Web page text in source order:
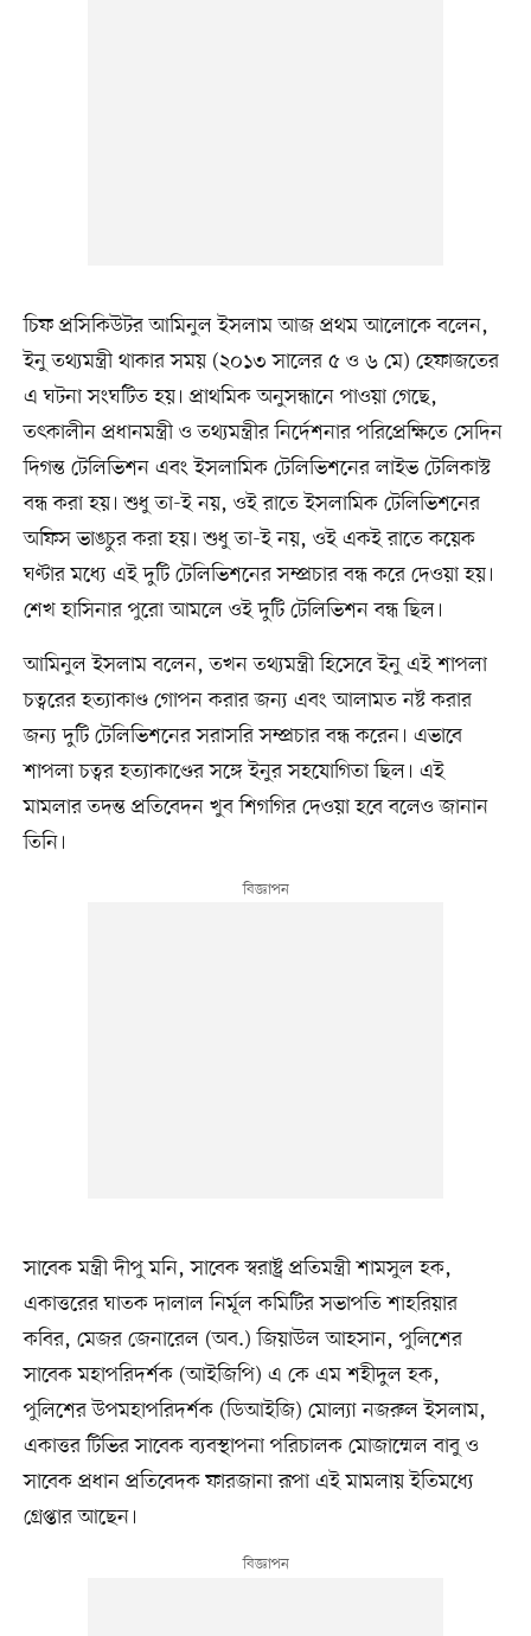
চিফ প্রসিকিউটর আমিনুল ইসলাম আজ প্রথম আলোকে বলেন,
ইনু তথ্যমন্ত্রী থাকার সময় (২০১৩ সালের ৫ ও ৬ মে) হেফাজতের
এ ঘটনা সংঘটিত হয়। প্রাথমিক অনুসন্ধানে পাওয়া গেছে,
তৎকালীন প্রধানমন্ত্রী ও তথ্যমন্ত্রীর নির্দেশনার পরিপ্রেক্ষিতে সেদিন
দিগন্ত টেলিভিশন এবং ইসলামিক টেলিভিশনের লাইভ টেলিকাস্ট
বন্ধ করা হয়। শুধু তা-ই নয়, ওই রাতে ইসলামিক টেলিভিশনের
অফিস ভাঙচুর করা হয়। শুধু তা-ই নয়, ওই একই রাতে কয়েক
ঘণ্টার মধ্যে এই দুটি টেলিভিশনের সম্প্রচার বন্ধ করে দেওয়া হয়।
শেখ হাসিনার পুরো আমলে ওই দুটি টেলিভিশন বন্ধ ছিল।
আমিনুল ইসলাম বলেন, তখন তথ্যমন্ত্রী হিসেবে ইনু এই শাপলা
চত্বরের হত্যাকাণ্ড গোপন করার জন্য এবং আলামত নষ্ট করার
জন্য দুটি টেলিভিশনের সরাসরি সম্প্রচার বন্ধ করেন। এভাবে
শাপলা চত্বর হত্যাকাণ্ডের সঙ্গে ইনুর সহযোগিতা ছিল। এই
মামলার তদন্ত প্রতিবেদন খুব শিগগির দেওয়া হবে বলেও জানান
তিনি।
সাবেক মন্ত্রী দীপু মনি, সাবেক স্বরাষ্ট্র প্রতিমন্ত্রী শামসুল হক,
একাত্তরের ঘাতক দালাল নির্মূল কমিটির সভাপতি শাহরিয়ার
কবির, মেজর জেনারেল (অব.) জিয়াউল আহসান, পুলিশের
সাবেক মহাপরিদর্শক (আইজিপি) এ কে এম শহীদুল হক,
পুলিশের উপমহাপরিদর্শক (ডিআইজি) মোল্যা নজরুল ইসলাম,
একাত্তর টিভির সাবেক ব্যবস্থাপনা পরিচালক মোজাম্মেল বাবু ও
সাবেক প্রধান প্রতিবেদক ফারজানা রূপা এই মামলায় ইতিমধ্যে
গ্রেপ্তার আছেন।